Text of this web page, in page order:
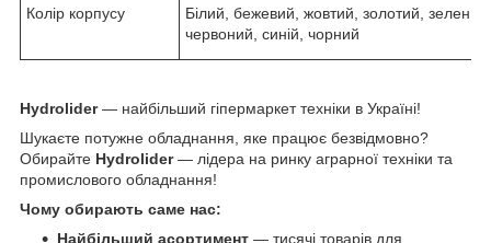
Колір корпусу
Білий, бежевий, жовтий, золотий, зелений,
червоний, синій, чорний
Hydrolider— найбільший гіпермаркет техніки в Україні!
Шукаєте потужне обладнання, яке працює безвідмовно?
Обирайте Hydrolider— лідера на ринку аграрної техніки та
промислового обладнання!
Чому обирають саме нас:
Найбільший асортимент — тисячі товарів для